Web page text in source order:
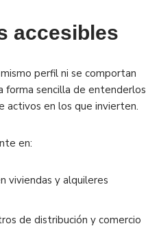
accesibles
perfil ni se comportan
forma sencilla de entenderlos
activos en los que invierten.
en:
viviendas y alquileres
de distribución y comercio